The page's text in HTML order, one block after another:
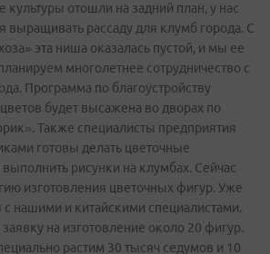
культуры отошли на задний план, у нас
выращивать рассаду для клумб города. С
эта ниша оказалась пустой, и мы ее
многолетнее сотрудничество с
Программа по благоустройству
будет высажена во дворах по
Также специалисты предприятия
готовы делать цветочные
рисунки на клумбах. Сейчас
изготовления цветочных фигур. Уже
нашими и китайскими специалистами.
на изготовление около 20 фигур.
растим 30 тысяч седумов и 10